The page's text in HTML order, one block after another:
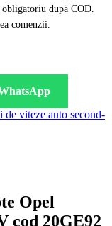
după COD.
comenzii.
de viteze auto second-
Opel
cod 20GE92